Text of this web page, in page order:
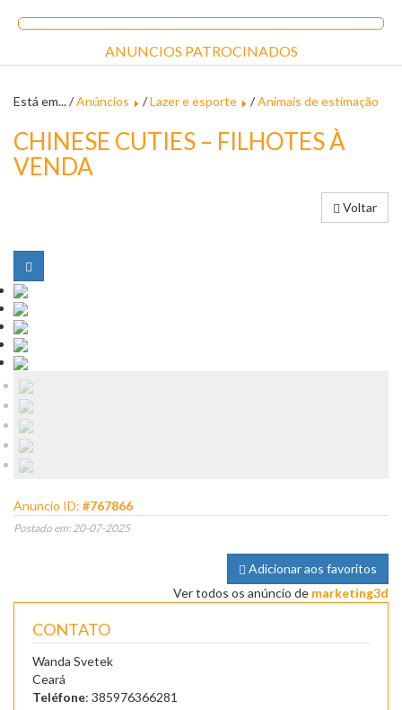
ANUNCIOS PATROCINADOS
Está em... /Anúncios /Lazer e esporte /Animais de estimação
CHINESE CUTIES – FILHOTES À
VENDA
Voltar
Anuncio ID: #767866
Postado em: 20-07-2025
Adicionar aos favoritos
Ver todos os anúncio de marketing3d
CONTATO
Wanda Svetek
Ceará
Teléfone: 385976366281